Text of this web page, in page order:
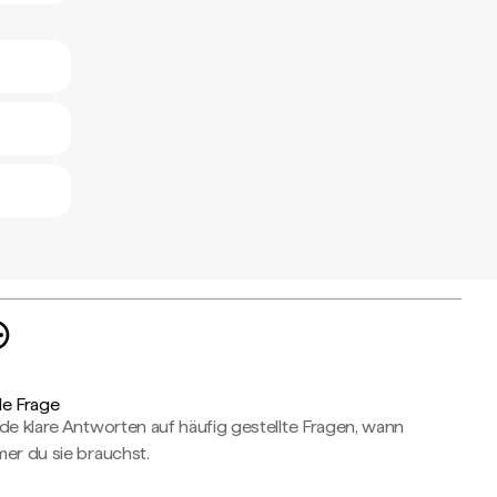
Frage
klare Antworten auf häufig gestellte Fragen, wann
du sie brauchst.